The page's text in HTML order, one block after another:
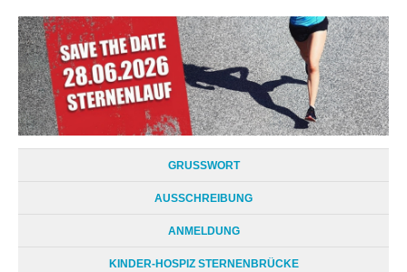
GRUSSWORT
AUSSCHREIBUNG
ANMELDUNG
KINDER-HOSPIZ STERNENBRÜCKE